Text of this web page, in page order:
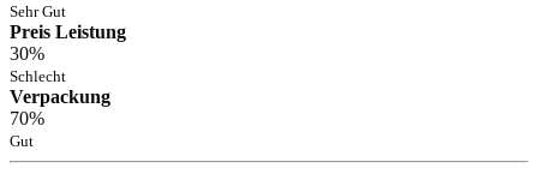
Sehr Gut
Preis Leistung
30%
Schlecht
Verpackung
70%
Gut